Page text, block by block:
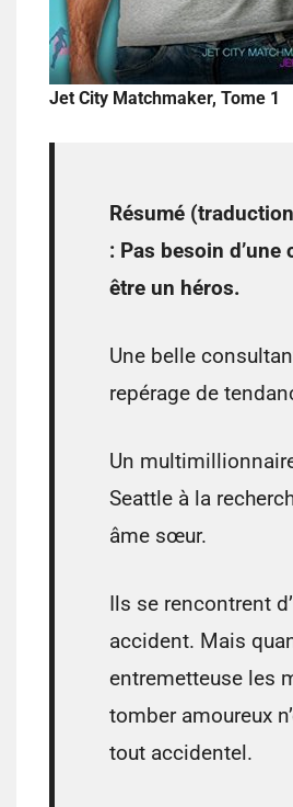
Jet City Matchmaker, Tome 1
Résumé
: Pas besoin d’une
être un héros.
Une belle
repérage de
Un
Seattle à la
âme sœur.
Ils se rencontrent
accident. Mais
entremetteuse les
tomber amoureux
tout accidentel.